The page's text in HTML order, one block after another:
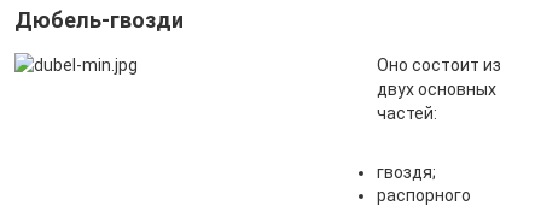
Дюбель-гвозди
Оно состоит из
двух основных
частей:
гвоздя;
распорного